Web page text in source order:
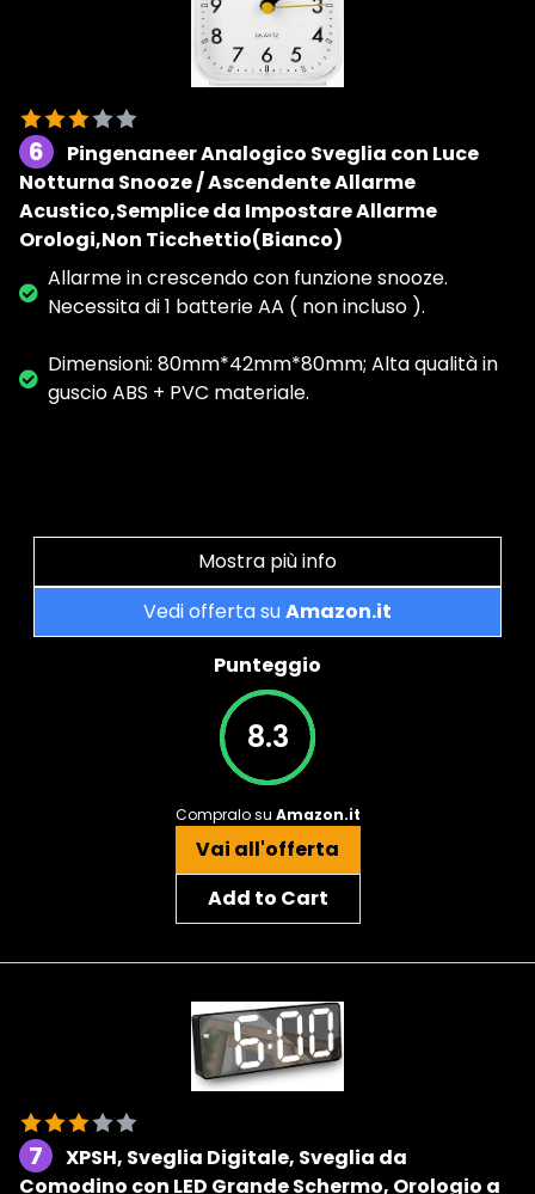
6
Pingenaneer Analogico Sveglia con Luce
Notturna Snooze / Ascendente Allarme
Acustico,Semplice da Impostare Allarme
Orologi,Non Ticchettio(Bianco)
Allarme in crescendo con funzione snooze.
Necessita di 1 batterie AA ( non incluso ).
Dimensioni: 80mm*42mm*80mm; Alta qualità in
guscio ABS + PVC materiale.
Mostra più info
Vedi offerta suAmazon.it
Punteggio
8.3
Compralo su Amazon.it
Vai all'offerta
Add to Cart
7
XPSH, Sveglia Digitale, Sveglia da
Comodino con LED Grande Schermo, Orologio a